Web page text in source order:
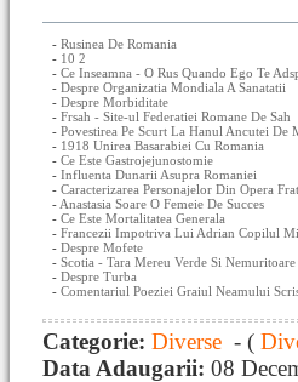
- Rusinea De Romania
- 10 2
- Ce Inseamna - O Rus Quando Ego Te
- Despre Organizatia Mondiala A Sanatatii
- Despre Morbiditate
- Frsah - Site-ul Federatiei Romane De Sah
- Povestirea Pe Scurt La Hanul Ancutei De
- 1918 Unirea Basarabiei Cu Romania
- Ce Este Gastrojejunostomie
- Influenta Dunarii Asupra Romaniei
- Caracterizarea Personajelor Din Opera
- Anastasia Soare O Femeie De Succes
- Ce Este Mortalitatea Generala
- Francezii Impotriva Lui Adrian Copilul
- Despre Mofete
- Scotia - Tara Mereu Verde Si Nemuritoare
- Despre Turba
- Comentariul Poeziei Graiul Neamului
Categorie: Diverse - (
Data Adaugarii: 08